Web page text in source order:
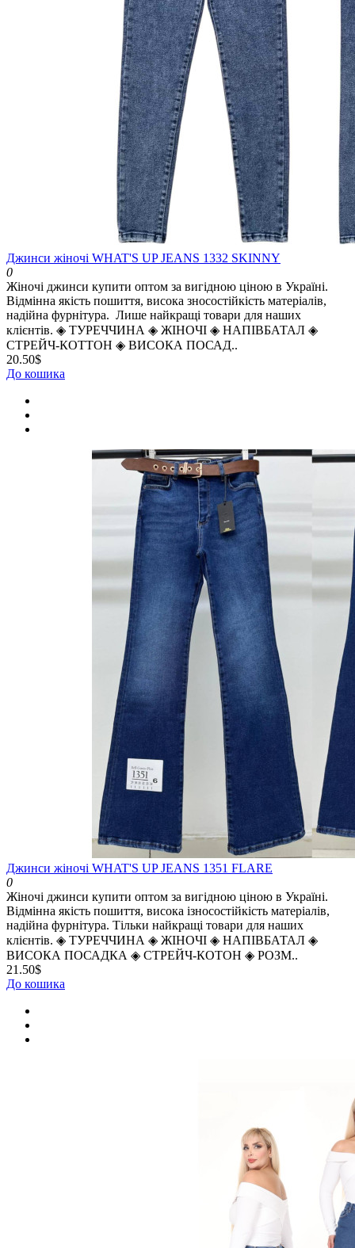
Джинси жіночі WHAT'S UP JEANS 1332 SKINNY
0
Жіночі джинси купити оптом за вигідною ціною в Україні.
Відмінна якість пошиття, висока зносостійкість матеріалів,
надійна фурнітура. Лише найкращі товари для наших
клієнтів. ◈️ ТУРЕЧЧИНА ◈️ ЖІНОЧІ ◈️ НАПІВБАТАЛ ◈️
СТРЕЙЧ-КОТТОН ◈️ ВИСОКА ПОСАД..
20.50$
До кошика
Джинси жіночі WHAT'S UP JEANS 1351 FLARE
0
Жіночі джинси купити оптом за вигідною ціною в Україні.
Відмінна якість пошиття, висока ізносостійкість матеріалів,
надійна фурнітура. Тільки найкращі товари для наших
клієнтів. ◈ ТУРЕЧЧИНА ◈ ЖІНОЧІ ◈ НАПІВБАТАЛ ◈
ВИСОКА ПОСАДКА ◈ СТРЕЙЧ-КОТОН ◈ РОЗМ..
21.50$
До кошика